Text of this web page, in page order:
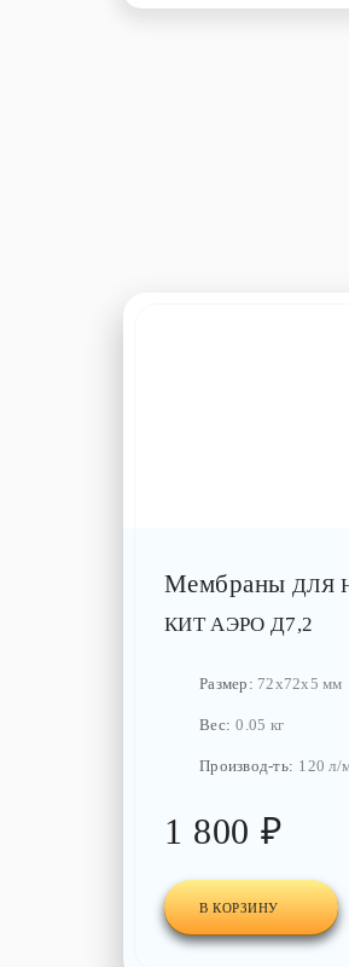
Мембраны ДЛЯ
КИТ АЭРО Д7,2
Размер: 72x72x5 мм
Вес: 0.05 кг
Производ-ть: 120 л/
1 800 ₽
В КОРЗИНУ